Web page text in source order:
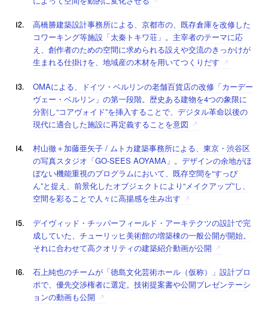
高橋勝建築設計事務所による、京都市の、既存倉庫を改修した
コワーキング等施設「太秦トキワ荘」。主宰者のテーマに応
え、創作者のための空間に求められる設えや交流のきっかけが
生まれる仕掛けを、地域産の木材を用いてつくりだす
OMAによる、ドイツ・ベルリンの老舗百貨店の改修「カーデー
ヴェー・ベルリン」の第一段階。歴史ある建物を4つの象限に
分割し“コアヴォイド”を挿入することで、デジタル革命以後の
現代に適合した施設に再定義することを意図
村山徹＋加藤亜矢子 / ムトカ建築事務所による、東京・渋谷区
の写真スタジオ「GO-SEES AOYAMA」。デザインの余地がほ
ぼない機能重視のプログラムにおいて、既存空間を“すっぴ
ん”と捉え、前景化したオブジェクトにより“メイクアップ”し、
空間を彩ることで人々に高揚感を生み出す
デイヴィッド・チッパーフィールド・アーキテクツの設計で完
成していた、チューリッヒ美術館の増築棟の一般公開が開始。
それに合わせて高クオリティの建築紹介動画が公開
石上純也のチームが「徳島文化芸術ホール（仮称）」設計プロ
ポで、優先交渉権者に選定。技術提案書や公開プレゼンテーシ
ョンの動画も公開